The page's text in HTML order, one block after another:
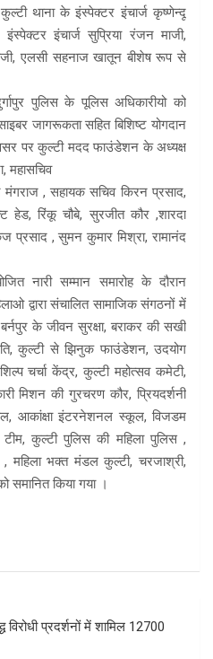
थाना के इंस्पेक्टर इंचार्ज कृष्णेन्दू
इंचार्ज सुप्रिया रंजन माजी,
एलसी सहनाज खातून बीशेष रूप से
पुलिस के पूलिस अधिकारीयो को
जागरूकता सहित बिशिष्ट योगदान
पर कुल्टी मदद फाउंडेशन के अध्यक्ष
महासचिव
मंगराज , सहायक सचिव किरन प्रसाद,
हेड, रिंकू चौबे, सुरजीत कौर ,शारदा
प्रसाद , सुमन कुमार मिश्रा, रामानंद
नारी सम्मान समारोह के दौरान
द्वारा संचालित सामाजिक संगठनों में
के जीवन सुरक्षा, बराकर की सखी
कुल्टी से झिनुक फाउंडेशन, उदयोग
चर्चा केंद्र, कुल्टी महोत्सव कमेटी,
मिशन की गुरचरण कौर, प्रियदर्शनी
आकांक्षा इंटरनेशनल स्कूल, विजडम
कुल्टी पुलिस की महिला पुलिस ,
महिला भक्त मंडल कुल्टी, चरजाश्री,
किया गया ।
प्रदर्शनों में शामिल 12700